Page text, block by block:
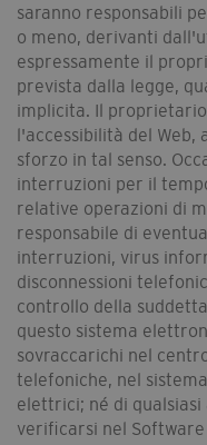
saranno responsabili
o meno, derivanti
espressamente il
prevista dalla legge,
implicita. Il
l'accessibilità del Web,
sforzo in tal senso.
interruzioni per il
relative operazioni di
responsabile di
interruzioni, virus
disconnessioni
controllo della
questo sistema
sovraccarichi nel
telefoniche, nel
elettrici; né di
verificarsi nel